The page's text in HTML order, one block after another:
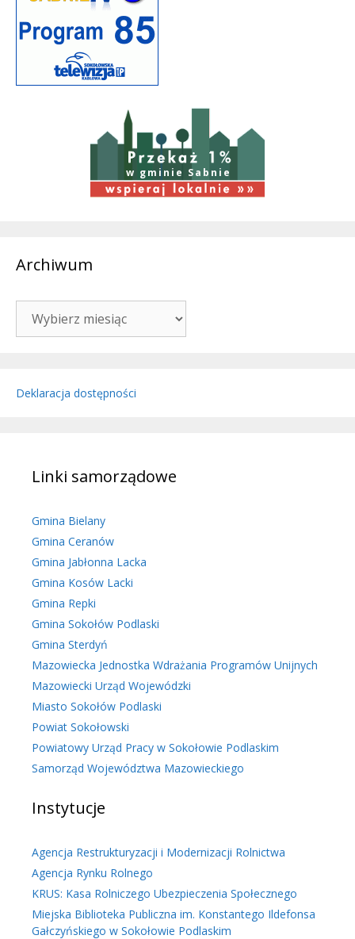
w gminie Sabnie
Archiwum
Deklaracja dostępności
Linki samorządowe
Gmina Bielany
Gmina Ceranów
Gmina Jabłonna Lacka
Gmina Kosów Lacki
Gmina Repki
Gmina Sokołów Podlaski
Gmina Sterdyń
Mazowiecka Jednostka Wdrażania Programów Unijnych
Mazowiecki Urząd Wojewódzki
Miasto Sokołów Podlaski
Powiat Sokołowski
Powiatowy Urząd Pracy w Sokołowie Podlaskim
Samorząd Województwa Mazowieckiego
Instytucje
Agencja Restrukturyzacji i Modernizacji Rolnictwa
Agencja Rynku Rolnego
KRUS: Kasa Rolniczego Ubezpieczenia Społecznego
Miejska Biblioteka Publiczna im. Konstantego Ildefonsa
Gałczyńskiego w Sokołowie Podlaskim